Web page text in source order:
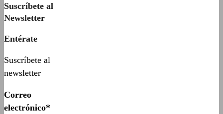
Suscríbete al
Newsletter
Entérate
Suscríbete al
newsletter
Correo
electrónico*